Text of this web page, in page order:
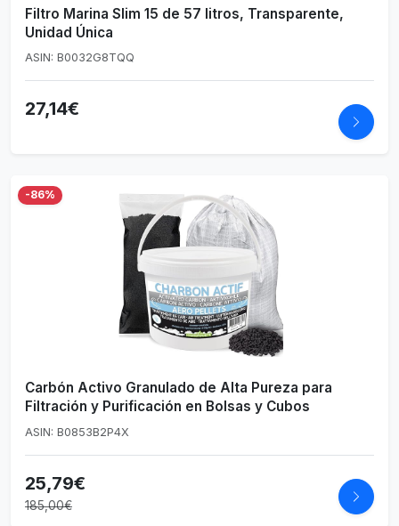
Filtro Marina Slim 15 de 57 litros, Transparente,
Unidad Única
ASIN: B0032G8TQQ
27,14€
-86%
Carbón Activo Granulado de Alta Pureza para
Filtración y Purificación en Bolsas y Cubos
ASIN: B0853B2P4X
25,79€
185,00€